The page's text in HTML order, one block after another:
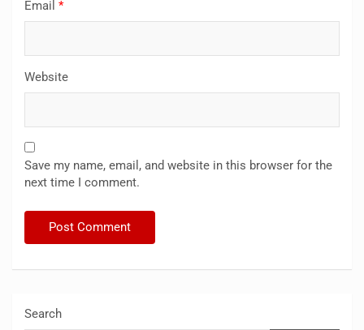
Email *
Website
Save my name, email, and website in this browser for the
next time I comment.
Search